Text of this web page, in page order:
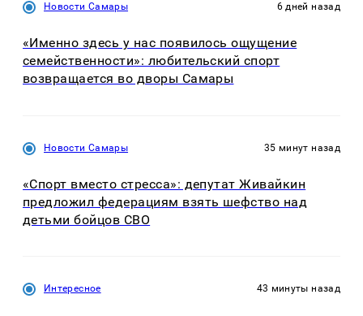
Новости Самары 6 дней назад
«Именно здесь у нас появилось ощущение
семейственности»: любительский спорт
возвращается во дворы Самары
Новости Самары 35 минут назад
«Спорт вместо стресса»: депутат Живайкин
предложил федерациям взять шефство над
детьми бойцов СВО
Интересное 43 минуты назад